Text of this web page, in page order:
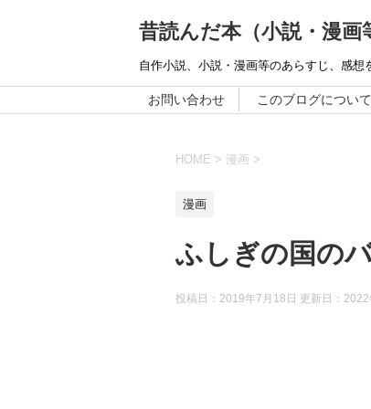
昔読んだ本（小説・漫画
自作小説、小説・漫画等のあらすじ、感想
お問い合わせ このブログについて
HOME > 漫画 >
漫画
ふしぎの国の
投稿日：2019年7月18日 更新日： 2022